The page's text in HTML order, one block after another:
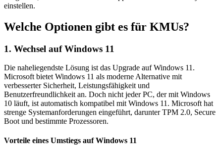
einstellen.
Welche Optionen gibt es für KMUs?
1. Wechsel auf Windows 11
Die naheliegendste Lösung ist das Upgrade auf Windows 11.
Microsoft bietet Windows 11 als moderne Alternative mit
verbesserter Sicherheit, Leistungsfähigkeit und
Benutzerfreundlichkeit an. Doch nicht jeder PC, der mit Windows
10 läuft, ist automatisch kompatibel mit Windows 11. Microsoft hat
strenge Systemanforderungen eingeführt, darunter TPM 2.0, Secure
Boot und bestimmte Prozessoren.
Vorteile eines Umstiegs auf Windows 11